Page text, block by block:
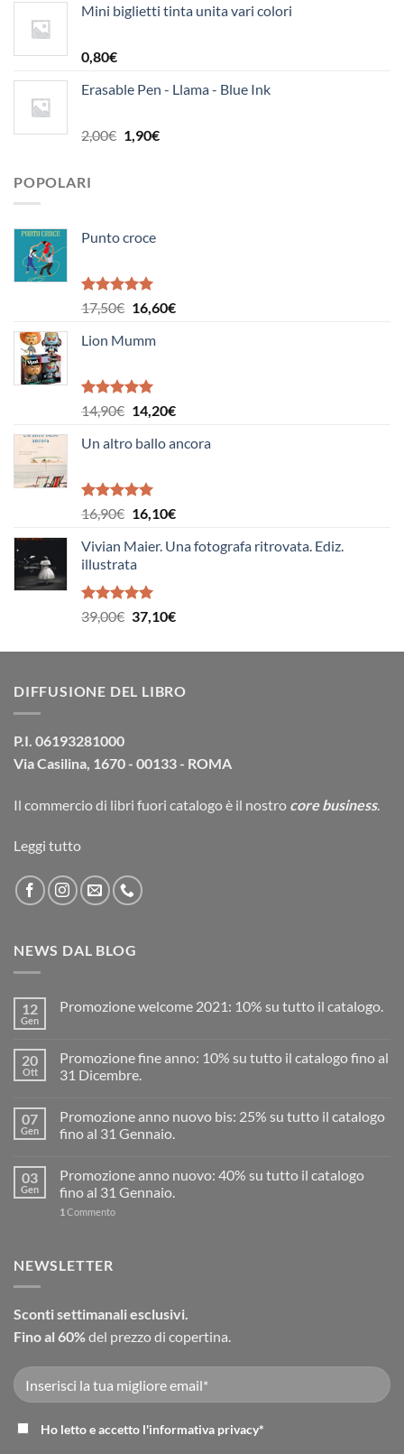
originaleattuale
Mini biglietti tinta unita vari colori
0,80€
Erasable Pen - Llama - Blue Ink
2,00€ Il
1,90€Il
POPOLARI
Punto croce
Valutato
5.00
17,50€ Il
originale
17,50€.
16,60€Il
Lion Mumm
Valutato
5.00
14,90€ Il
originale
14,90€.
14,20€Il
attuale
Un altro ballo ancora
Valutato
5.00
16,90€ Il
originale
era:
16,90€.
16,10€Il
attuale
Vivian Maier. Una fotografa ritrovata. Ediz.
illustrata
Valutato
5.00
39,00€ Il
originale
39,00€.
37,10€Il
attuale
37,10€.
DIFFUSIONE DEL LIBRO
P.I. 06193281000
Via Casilina, 1670 - 00133 - ROMA
Il commercio di libri fuori catalogoè il nostro core business.
Leggi tutto
NEWS DAL BLOG
12
Gen
Promozione welcome 2021: 10% su tutto il catalogo.
20
Ott
Promozione fine anno: 10% su tutto il catalogo fino al
31 Dicembre.
07
Gen
Promozione anno nuovo bis: 25% su tutto il catalogo
fino al 31 Gennaio.
03
Gen
Promozione anno nuovo: 40% su tutto il catalogo
fino al 31 Gennaio.
1 Commento
NEWSLETTER
Sconti settimanali esclusivi.
Fino al 60%del prezzo di copertina.
Ho letto e accetto l'informativa privacy*